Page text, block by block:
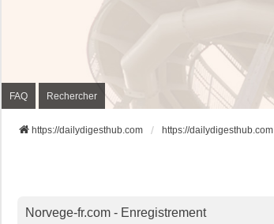
FAQ Rechercher
https://dailydigesthub.com https://dailydigesthub.com
Norvege-fr.com - Enregistrement